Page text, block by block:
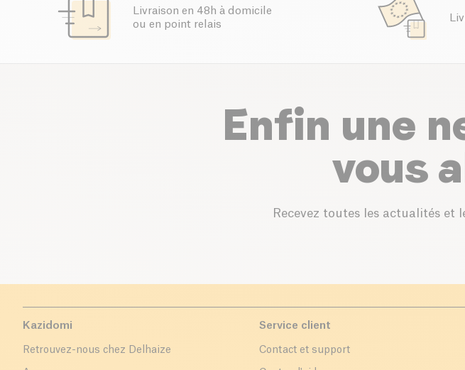
Livraison en 48h à domicile
ou en point relais
Enfin une
vous
Recevez toutes les actualités et
Kazidomi
Retrouvez-nous chez Delhaize
Service client
Contact et support